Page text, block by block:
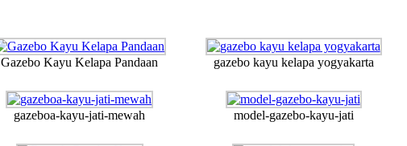
Gazebo Kayu Kelapa Pandaan gazebo kayu kelapa yogyakarta
gazeboa-kayu-jati-mewah model-gazebo-kayu-jati